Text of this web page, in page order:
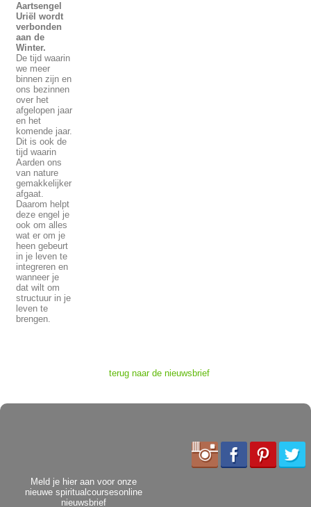
Aartsengel
Uriël wordt
verbonden
aan de
Winter.
De tijd waarin
we meer
binnen zijn en
ons bezinnen
over het
afgelopen jaar
en het
komende jaar.
Dit is ook de
tijd waarin
Aarden ons
van nature
gemakkelijker
afgaat.
Daarom helpt
deze engel je
ook om alles
wat er om je
heen gebeurt
in je leven te
integreren en
wanneer je
dat wilt om
structuur in je
leven te
brengen.
terug naar de nieuwsbrief
Meld je hier aan voor onze
nieuwe spiritualcoursesonline
nieuwsbrief